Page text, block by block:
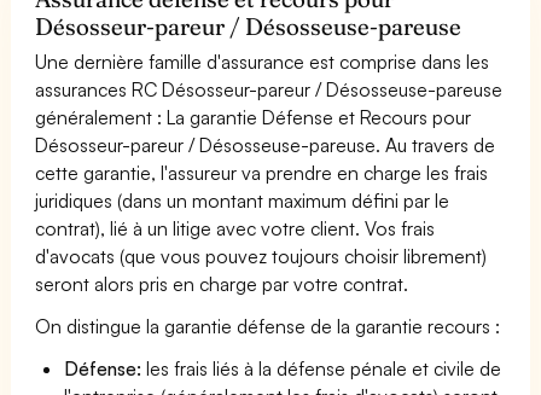
Désosseur-pareur / Désosseuse-pareuse
Une dernière famille d'assurance est comprise dans les
assurances RC Désosseur-pareur / Désosseuse-pareuse
généralement : La garantie Défense et Recours pour
Désosseur-pareur / Désosseuse-pareuse. Au travers de
cette garantie, l'assureur va prendre en charge les frais
juridiques (dans un montant maximum défini par le
contrat), lié à un litige avec votre client. Vos frais
d'avocats (que vous pouvez toujours choisir librement)
seront alors pris en charge par votre contrat.
On distingue la garantie défense de la garantie recours :
Défense: les frais liés à la défense pénale et civile de